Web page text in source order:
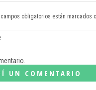
obligatorios están marcados